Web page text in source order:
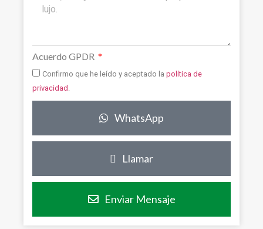
Acuerdo GPDR
Confirmo que he leído y aceptado la política de
privacidad .
WhatsApp
Llamar
Enviar Mensaje